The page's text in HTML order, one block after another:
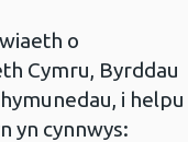
o
Cymru, Byrddau
i helpu
yn cynnwys: